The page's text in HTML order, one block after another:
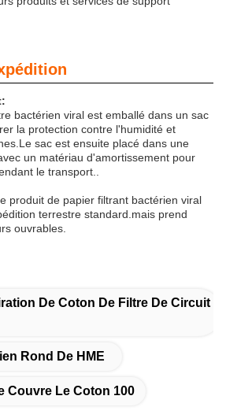
bactérien viral est emballé dans un sac
la protection contre l'humidité et
sac est ensuite placé dans une
un matériau d'amortissement pour
le transport..
produit de papier filtrant bactérien viral
terrestre standard.mais prend
ouvrables.
De Coton De Filtre De Circuit
Rond De HME
Couvre Le Coton 100